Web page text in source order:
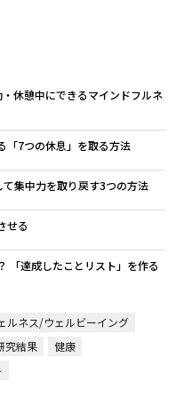
休憩中にできるマインドフルネ
「7つの休息」を取る方法
集中力を取り戻す3つの方法
せる
「達成したことリスト」を作る
ルネス/ウェルビーイング
究結果
健康